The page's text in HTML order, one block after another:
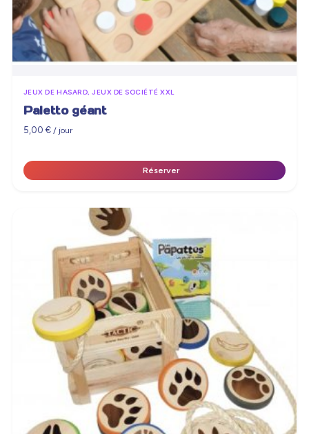
JEUX DE HASARD, JEUX DE SOCIÉTÉ XXL
Paletto géant
5,00€ / jour
Réserver